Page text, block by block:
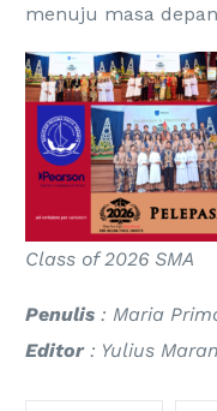
menuju masa
Class of 2026 SMA
Penulis : Maria
Editor: Yulius Maran